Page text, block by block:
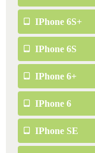
IPhone 6S+
IPhone 6S
IPhone 6+
IPhone 6
IPhone SE